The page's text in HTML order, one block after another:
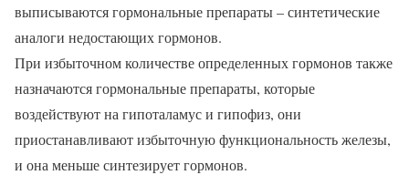
выписываются гормональные препараты – синтетические
аналоги недостающих гормонов.
При избыточном количестве определенных гормонов также
назначаются гормональные препараты, которые
воздействуют на гипоталамус и гипофиз, они
приостанавливают избыточную функциональность железы,
и она меньше синтезирует гормонов.